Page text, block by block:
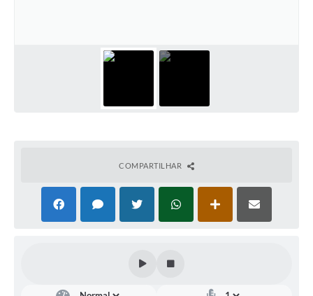
Convênios Terceiro Setor
Listagem dos CEPs de Vinhedo
Acesso à Informação
Contratos
Audiências Públicas
COMPARTILHAR